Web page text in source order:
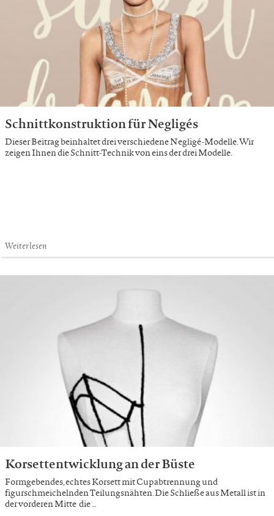
Schnittkonstruktion für Negligés
Dieser Beitrag beinhaltet drei verschiedene Negligé-Modelle. Wir
zeigen Ihnen die Schnitt-Technik von eins der drei Modelle.
Weiterlesen
Korsettentwicklung an der Büste
Formgebendes, echtes Korsett mit Cupabtrennung und
figurschmeichelnden Teilungsnähten. Die Schließe aus Metall ist in
der vorderen Mitte die …